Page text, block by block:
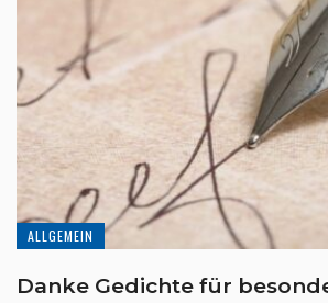
ALLGEMEIN
Danke Gedichte für